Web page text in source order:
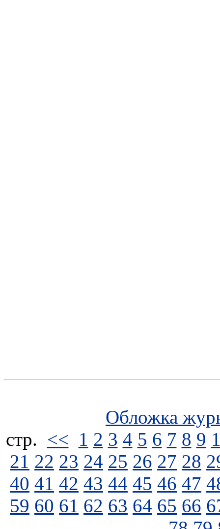
Обложка
стp. << 1 2 3 4 5 6 7 8 9
21 22 23 24 25 26 27 28
40 41 42 43 44 45 46 47
59 60 61 62 63 64 65 66